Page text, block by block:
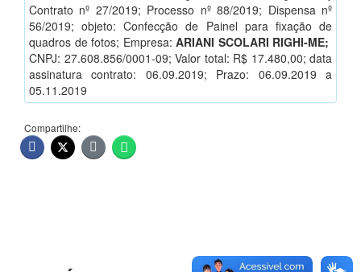
Contrato nº 27/2019; Processo nº 88/2019; Dispensa nº
56/2019; objeto: Confecção de Painel para fixação de
quadros de fotos; Empresa: ARIANI SCOLARI RIGHI-ME;
CNPJ: 27.608.856/0001-09; Valor total: R$ 17.480,00; data
assinatura contrato: 06.09.2019; Prazo: 06.09.2019 a
05.11.2019
Compartilhe: